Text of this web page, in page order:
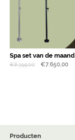
Spa set van de maand
€8.399,00 €7.650,00
Producten